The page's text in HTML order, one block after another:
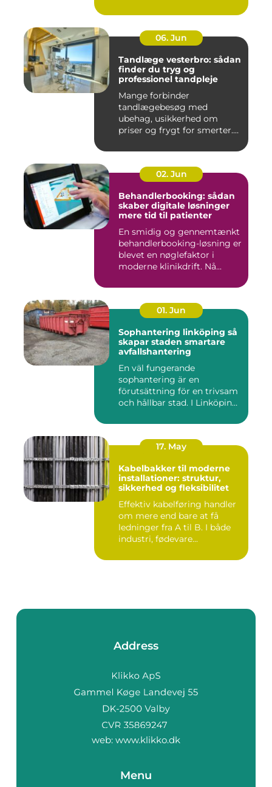
06. Jun
Tandlæge vesterbro: sådan
finder du tryg og
professionel tandpleje
Mange forbinder
tandlægebesøg med
ubehag, usikkerhed om
priser og frygt for smerter.
02. Jun
Behandlerbooking: sådan
skaber digitale løsninger
mere tid til patienter
En smidig og gennemtænkt
behandlerbooking-løsning er
blevet en nøglefaktor i
moderne klinikdrift. Nå...
01. Jun
Sophantering linköping så
skapar staden smartare
avfallshantering
En väl fungerande
sophantering är en
förutsättning för en trivsam
och hållbar stad. I Linköping
17. May
Kabelbakker til moderne
installationer: struktur,
sikkerhed og fleksibilitet
Effektiv kabelføring handler
om mere end bare at få
ledninger fra A til B. I både
industri, fødevare...
Address
web: www.klikko.dk
Menu